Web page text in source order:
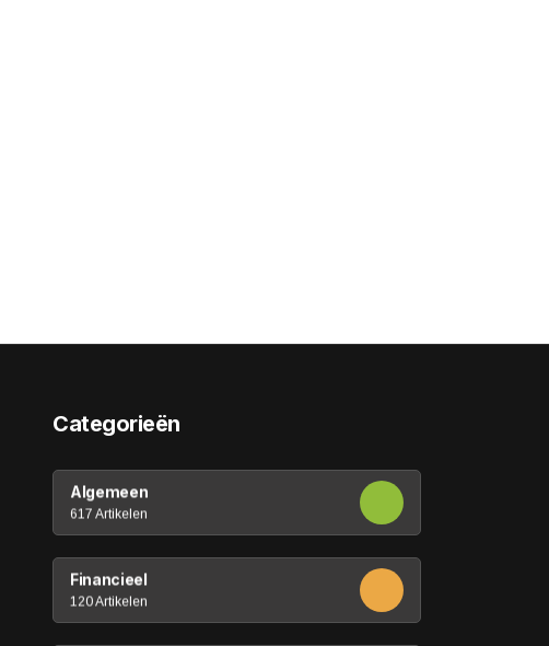
Categorieën
Algemeen
617 Artikelen
Financieel
120 Artikelen